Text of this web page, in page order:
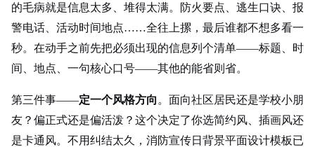
的毛病就是信息太多、堆得太满。防火要点、逃生口诀、报
警电话、活动时间地点……全往上摞，最后谁都不想多看一
秒。在动手之前先把必须出现的信息列个清单——标题、时
间、地点、一句核心口号——其他的能省则省。
第三件事——定一个风格方向 。面向社区居民还是学校小朋
友？偏正式还是偏活泼？这个决定了你选简约风、插画风还
是卡通风。不用纠结太久，消防宣传日背景平面设计模板已